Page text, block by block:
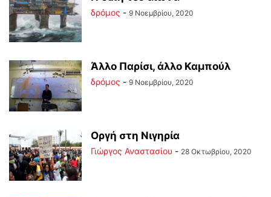
δρόμος - 9 Νοεμβρίου, 2020
Άλλο Παρίσι, άλλο Καμπούλ
δρόμος - 9 Νοεμβρίου, 2020
Οργή στη Νιγηρία
Γιώργος Αναστασίου - 28 Οκτωβρίου, 2020